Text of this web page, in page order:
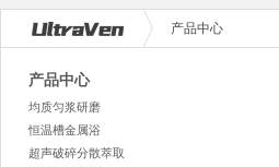
产品中心
产品中心
均质匀浆研磨
恒温槽金属浴
超声破碎分散萃取